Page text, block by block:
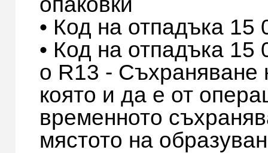
• Код на отпадъка
• Код на отпадъка 15
o R13 - Съхраняване
която и да е от
временното
мястото на